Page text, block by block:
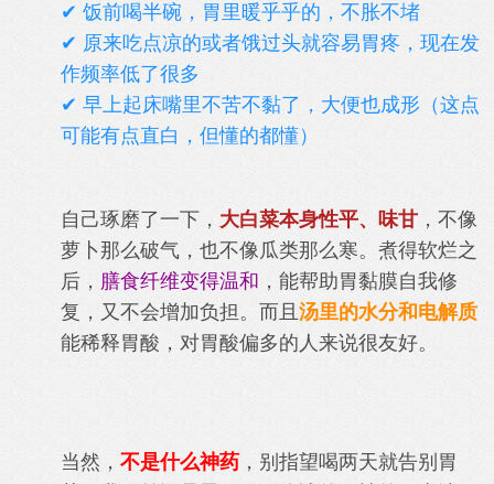
✔ 饭前喝半碗，胃里暖乎乎的，不胀不堵
✔ 原来吃点凉的或者饿过头就容易胃疼，现在发
作频率低了很多
✔ 早上起床嘴里不苦不黏了，大便也成形（这点
可能有点直白，但懂的都懂）
自己琢磨了一下， 大白菜本身性平、味甘 ，不像
萝卜那么破气，也不像瓜类那么寒。煮得软烂之
后， 膳食纤维变得温和 ，能帮助胃黏膜自我修
复，又不会增加负担。而且 汤里的水分和电解质
能稀释胃酸，对胃酸偏多的人来说很友好。
当然， 不是什么神药 ，别指望喝两天就告别胃